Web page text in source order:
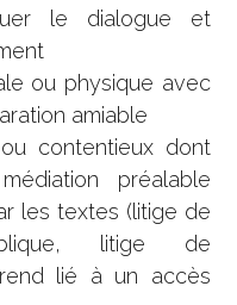
le dialogue et
ou physique avec
amiable
contentieux dont
préalable
les textes (litige de
litige de
lié à un accès